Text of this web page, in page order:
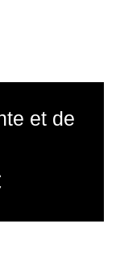
et de